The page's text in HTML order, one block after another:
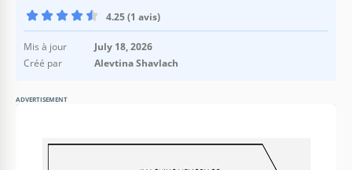
4.25 (1 avis)
Mis à jour
July 18, 2026
Créé par
Alevtina Shavlach
ADVERTISEMENT